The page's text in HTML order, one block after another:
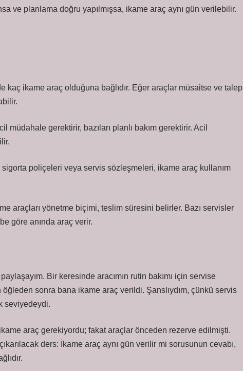
ve planlama doğru yapılmışsa, ikame araç aynı gün verilebilir.
ikame araç olduğuna bağlıdır. Eğer araçlar müsaitse ve talep
müdahale gerektirir, bazıları planlı bakım gerektirir. Acil
poliçeleri veya servis sözleşmeleri, ikame araç kullanım
araçları yönetme biçimi, teslim süresini belirler. Bazı servisler
göre anında araç verir.
Bir keresinde aracımın rutin bakımı için servise
öğleden sonra bana ikame araç verildi. Şanslıydım, çünkü servis
seviyedeydi.
araç gerekiyordu; fakat araçlar önceden rezerve edilmişti.
ders: İkame araç aynı gün verilir mi sorusunun cevabı,